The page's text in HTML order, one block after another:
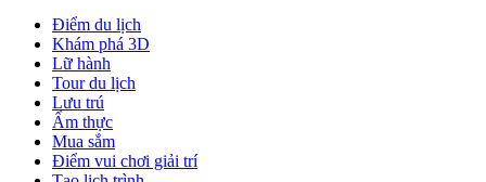
Điểm du lịch
Khám phá 3D
Lữ hành
Tour du lịch
Lưu trú
Ẩm thực
Mua sắm
Điểm vui chơi giải trí